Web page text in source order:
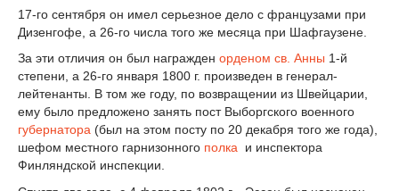
17-го сентября он имел серьезное дело с французами при
Дизенгофе, а 26-го числа того же месяца при Шафгаузене.
За эти отличия он был награжден орденом св. Анны 1-й
степени, а 26-го января 1800 г. произведен в генерал-
лейтенанты. В том же году, по возвращении из Швейцарии,
ему было предложено занять пост Выборгского военного
губернатора (был на этом посту по 20 декабря того же года),
шефом местного гарнизонного полка и инспектора
Финляндской инспекции.